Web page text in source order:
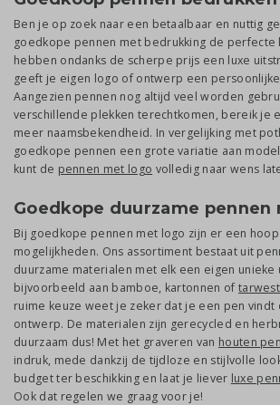
Ben je op zoek naar een betaalbaar en nuttig
goedkope pennen met bedrukking de perfecte
hebben ondanks de scherpe prijs een luxe
geeft je eigen logo of ontwerp een
Aangezien pennen nog altijd veel worden
verschillende plekken terechtkomen, bereik je
meer naamsbekendheid. In vergelijking met
goedkope pennen een grote variatie aan
kunt de pennen met logo volledig naar wens
Goedkope duurzame pennen
Bij goedkope pennen met logo zijn er een hoop
mogelijkheden. Ons assortiment bestaat uit
duurzame materialen met elk een eigen unieke
bijvoorbeeld aan bamboe, kartonnen of
ruime keuze weet je zeker dat je een pen vindt
ontwerp. De materialen zijn gerecycled en
duurzaam dus! Met het graveren van houten
indruk, mede dankzij de tijdloze en stijlvolle
budget ter beschikking en laat je liever luxe
Ook dat regelen we graag voor je!